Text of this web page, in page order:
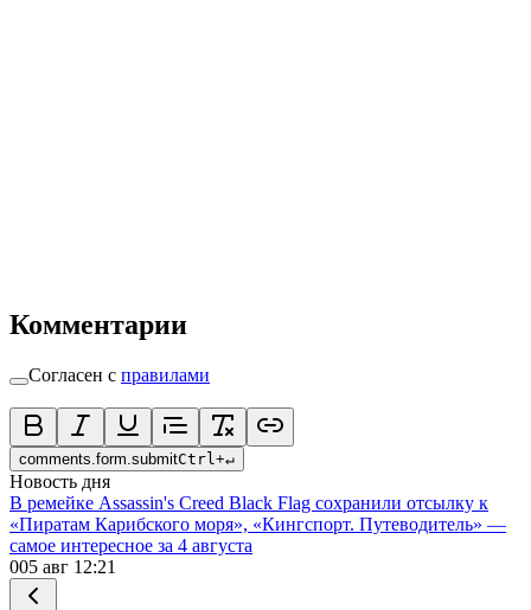
Комментарии
Согласен с правилами
comments.form.submitCtrl+↵
Новость дня
В ремейке Assassin's Creed Black Flag сохранили отсылку к
«Пиратам Карибского моря», «Кингспорт. Путеводитель» —
самое интересное за 4 августа
005 авг 12:21